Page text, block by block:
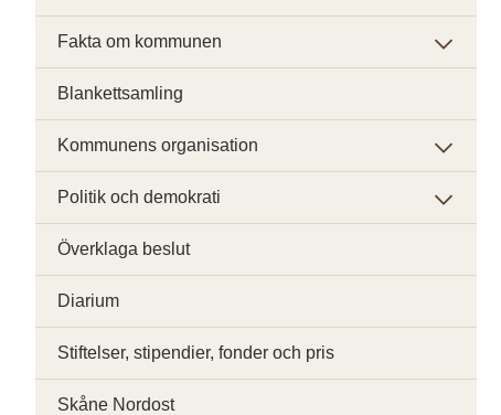
Fakta om kommunen
Blankettsamling
Kommunens organisation
Politik och demokrati
Överklaga beslut
Diarium
Stiftelser, stipendier, fonder och pris
Skåne Nordost